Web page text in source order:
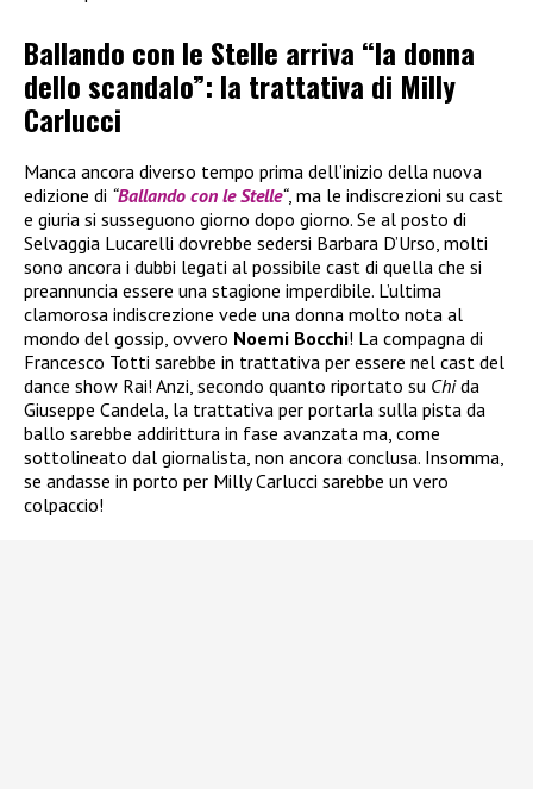
Ballando con le Stelle arriva “la donna
dello scandalo”: la trattativa di Milly
Carlucci
Manca ancora diverso tempo prima dell’inizio della nuova
edizione di “Ballando con le Stelle“, ma le indiscrezioni su cast
e giuria si susseguono giorno dopo giorno. Se al posto di
Selvaggia Lucarelli dovrebbe sedersi Barbara D’Urso, molti
sono ancora i dubbi legati al possibile cast di quella che si
preannuncia essere una stagione imperdibile. L’ultima
clamorosa indiscrezione vede una donna molto nota al
mondo del gossip, ovvero Noemi Bocchi! La compagna di
Francesco Totti sarebbe in trattativa per essere nel cast del
dance show Rai! Anzi, secondo quanto riportato su Chida
Giuseppe Candela, la trattativa per portarla sulla pista da
ballo sarebbe addirittura in fase avanzata ma, come
sottolineato dal giornalista, non ancora conclusa. Insomma,
se andasse in porto per Milly Carlucci sarebbe un vero
colpaccio!